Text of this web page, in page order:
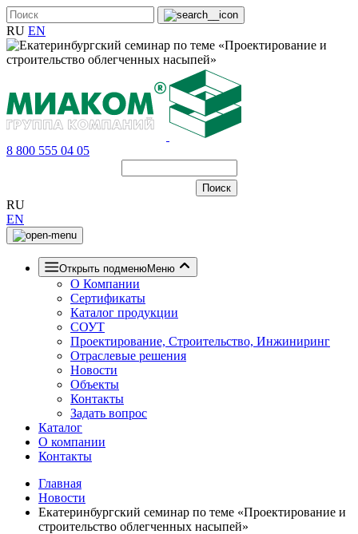
RU EN
8 800 555 04 05
RU
EN
Открыть подменюМеню
О Компании
Сертификаты
Каталог продукции
СОУТ
Проектирование, Строительство, Инжиниринг
Отраслевые решения
Новости
Объекты
Контакты
Задать вопрос
Каталог
О компании
Контакты
Главная
Новости
Екатеринбургский семинар по теме «Проектирование и
строительство облегченных насыпей»